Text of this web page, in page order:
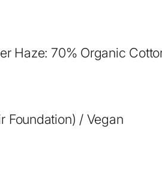
Haze: 70% Organic
Foundation) / Vegan